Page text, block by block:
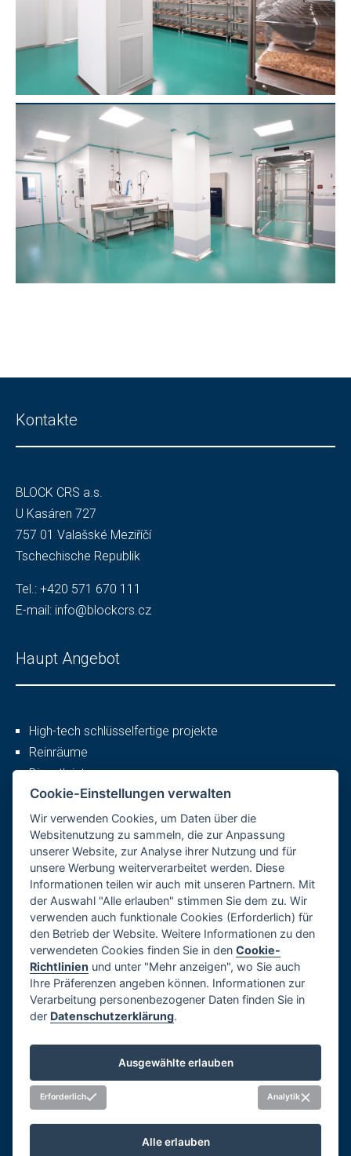
Kontakte
BLOCK CRS a.s.
U Kasáren 727
757 01 Valašské Meziříčí
Tschechische Republik
Tel.: +420 571 670 111
E-mail: info@blockcrs.cz
Haupt Angebot
High-tech schlüsselfertige projekte
Reinräume
Dienstleistungen
Mehr
Firmenprofil
Karriere
Referenzen
Datenschutzerklärung
Impressum
Whistleblowing
Informationen zur Verwendung Cookies
Cookies verwalten
Soziale Netzwerke
Cookie-Einstellungen verwalten
Wir verwenden Cookies, um Daten über die
Websitenutzung zu sammeln, die zur Anpassung
unserer Website, zur Analyse ihrer Nutzung und für
unsere Werbung weiterverarbeitet werden. Diese
Informationen teilen wir auch mit unseren Partnern. Mit
der Auswahl "Alle erlauben" stimmen Sie dem zu. Wir
verwenden auch funktionale Cookies (Erforderlich) für
den Betrieb der Website. Weitere Informationen zu den
verwendeten Cookies finden Sie in denCookie-
Richtlinien und unter "Mehr anzeigen", wo Sie auch
Ihre Präferenzen angeben können. Informationen zur
Verarbeitung personenbezogener Daten finden Sie in
der Datenschutzerklärung.
Ausgewählte erlauben
Erforderlich Analytik
Alle erlauben